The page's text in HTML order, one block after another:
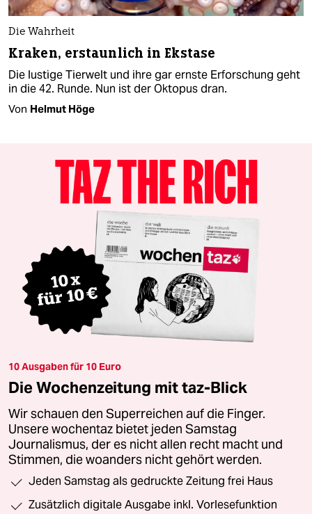
Die Wahrheit
Kraken, erstaunlich in Ekstase
Die lustige Tierwelt und ihre gar ernste Erforschung geht
in die 42. Runde. Nun ist der Oktopus dran.
Von Helmut Höge
10 Ausgaben für 10 Euro
Die Wochenzeitung mit taz-Blick
Wir schauen den Superreichen auf die Finger.
Unsere wochentaz bietet jeden Samstag
Journalismus, der es nicht allen recht macht und
Stimmen, die woanders nicht gehört werden.
Jeden Samstag als gedruckte Zeitung frei Haus
Zusätzlich digitale Ausgabe inkl. Vorlesefunktion